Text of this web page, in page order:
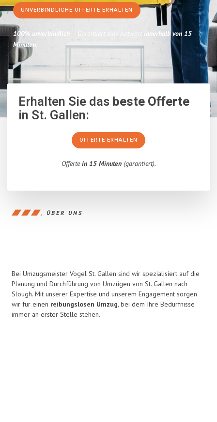
UNVERBINDLICHE OFFERTE ERHALTEN
100% unverbindlich – Garantiert eine Antwort innerhalb von 15
Minuten.
Erhalten Sie dasbeste Offerte
in St. Gallen:
OFFERTE ERHALTEN
Offertein 15 Minuten(garantiert).
ÜBER UNS
Bei Umzugsmeister Vogel St. Gallen sind wir spezialisiert auf die
Planung und Durchführung von Umzügen von St. Gallen nach
Slough. Mit unserer Expertise und unserem Engagement sorgen
wir für einen reibungslosen Umzug, bei dem Ihre Bedürfnisse
immer an erster Stelle stehen.